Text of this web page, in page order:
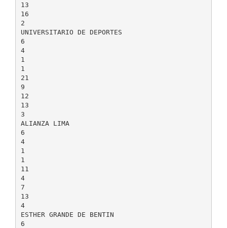
13
16
2
UNIVERSITARIO DE DEPORTES
6
4
1
1
21
9
12
13
3
ALIANZA LIMA
6
4
1
1
11
4
7
13
4
ESTHER GRANDE DE BENTIN
6